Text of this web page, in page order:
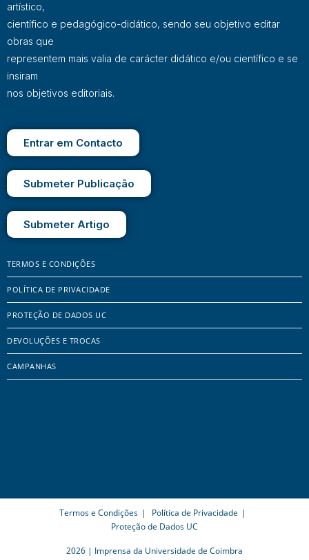
artístico,
científico e pedagógico-didático, sendo seu objetivo editar
obras que
representem mais valia de carácter didático e/ou científico e se
insiram
nos objetivos editoriais.
Entrar em Contacto
Submeter Publicação
Submeter Artigo
TERMOS E CONDIÇÕES
POLÍTICA DE PRIVACIDADE
PROTEÇÃO DE DADOS UC
DEVOLUÇÕES E TROCAS
CAMPANHAS
Termos e Condições
Política de Privacidade
Proteção de Dados UC
2026 | Imprensa da Universidade de Coimbra